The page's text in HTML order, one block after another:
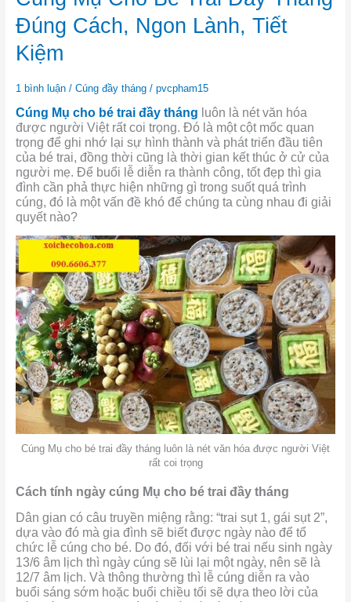
Đúng Cách, Ngon Lành, Tiết
Kiệm
1 bình luận / Cúng đầy tháng/ pvcpham15
Cúng Mụ cho bé trai đầy tháng luôn là nét văn hóa
được người Việt rất coi trọng. Đó là một cột mốc quan
trọng để ghi nhớ lại sự hình thành và phát triển đầu tiên
của bé trai, đồng thời cũng là thời gian kết thúc ở cử của
người mẹ. Để buổi lễ diễn ra thành công, tốt đẹp thì gia
đình cần phả thực hiện những gì trong suốt quá trình
cúng, đó là một vấn đề khó để chúng ta cùng nhau đi giải
quyết nào?
Cúng Mụ cho bé trai đầy tháng luôn là nét văn hóa được người Việt
rất coi trọng
Cách tính ngày cúng Mụ cho bé trai đầy tháng
Dân gian có câu truyền miệng rằng: “trai sụt 1, gái sụt 2”,
dựa vào đó mà gia đình sẽ biết được ngày nào để tổ
chức lễ cúng cho bé. Do đó, đối với bé trai nếu sinh ngày
13/6 âm lịch thì ngày cúng sẽ lùi lại một ngày, nên sẽ là
12/7 âm lịch. Và thông thường thì lễ cúng diễn ra vào
buổi sáng sớm hoặc buổi chiều tối sẽ dựa theo lời của
Mụ
Cho
Bé
Trai
Đầy
Đúng
Ngon
Lành,
Tiết
Kiệm